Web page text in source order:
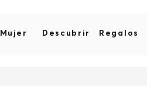
Mujer Descubrir Regalos